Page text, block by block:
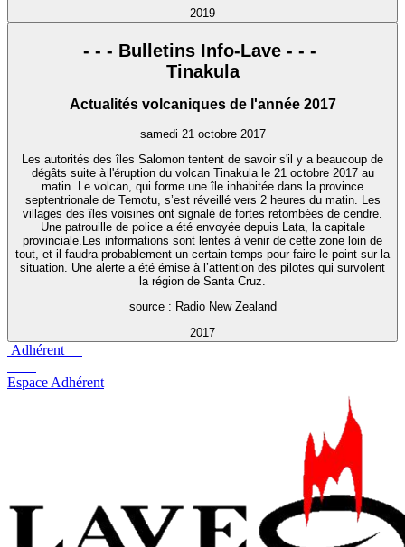
2019
- - - Bulletins Info-Lave - - -
Tinakula
Actualités volcaniques de l'année 2017
samedi 21 octobre 2017
Les autorités des îles Salomon tentent de savoir s'il y a beaucoup de
dégâts suite à l'éruption du volcan Tinakula le 21 octobre 2017 au
matin. Le volcan, qui forme une île inhabitée dans la province
septentrionale de Temotu, s’est réveillé vers 2 heures du matin. Les
villages des îles voisines ont signalé de fortes retombées de cendre.
Une patrouille de police a été envoyée depuis Lata, la capitale
provinciale.Les informations sont lentes à venir de cette zone loin de
tout, et il faudra probablement un certain temps pour faire le point sur la
situation. Une alerte a été émise à l’attention des pilotes qui survolent
la région de Santa Cruz.
source : Radio New Zealand
2017
Adhérent
Espace Adhérent